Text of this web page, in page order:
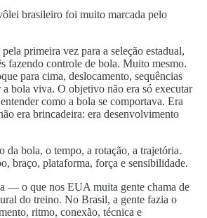
brasileiro foi muito marcada pelo
primeira vez para a seleção estadual,
fazendo controle de bola. Muito mesmo.
para cima, deslocamento, sequências
a bola viva. O objetivo não era só executar
como a bola se comportava. Era
era brincadeira: era desenvolvimento
da bola, o tempo, a rotação, a trajetória.
braço, plataforma, força e sensibilidade.
— o que nos EUA muita gente chama de
do treino. No Brasil, a gente fazia o
ritmo, conexão, técnica e